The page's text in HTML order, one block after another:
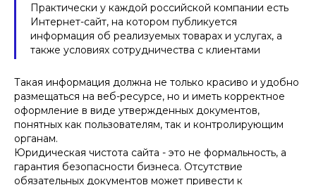
Практически у каждой российской компании есть
Интернет-сайт, на котором публикуется
информация об реализуемых товарах и услугах, а
также условиях сотрудничества с клиентами
Такая информация должна не только красиво и удобно
размещаться на веб-ресурсе, но и иметь корректное
оформление в виде утвержденных документов,
понятных как пользователям, так и контролирующим
органам.
Юридическая чистота сайта - это не формальность, а
гарантия безопасности бизнеса. Отсутствие
обязательных документов может привести к